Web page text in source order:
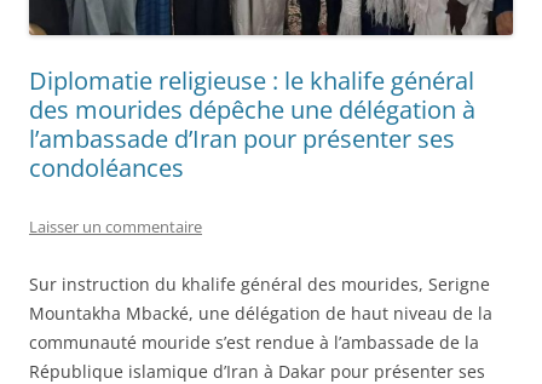
Diplomatie religieuse : le khalife général
des mourides dépêche une délégation à
l’ambassade d’Iran pour présenter ses
condoléances
Laisser un commentaire
Sur instruction du khalife général des mourides, Serigne
Mountakha Mbacké, une délégation de haut niveau de la
communauté mouride s’est rendue à l’ambassade de la
République islamique d’Iran à Dakar pour présenter ses